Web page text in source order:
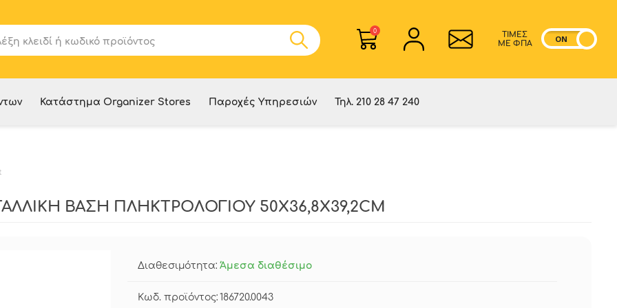
0
ΤΙΜΕΣ
ME ΦΠΑ
ON
Κατάστημα Organizer Stores Παροχές Υπηρεσιών Τηλ. 210 28 47 240
ΒΑΣΗ ΠΛΗΚΤΡΟΛΟΓΙΟΥ 50Χ36,8Χ39,2CM
Διαθεσιμότητα: Άμεσα διαθέσιμο
Κωδ. προϊόντος: 186720.0043